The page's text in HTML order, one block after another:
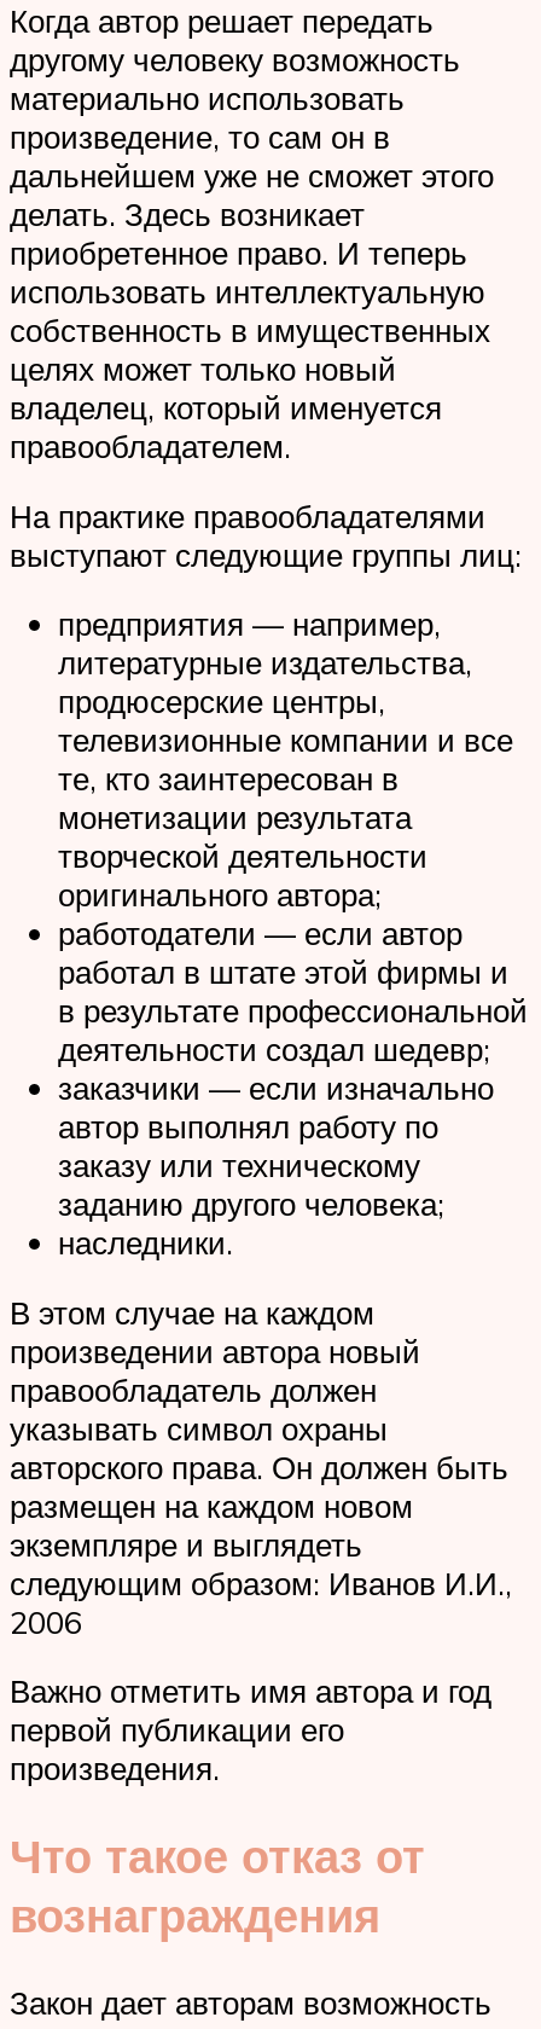
Когда автор решает передать
другому человеку возможность
материально использовать
произведение, то сам он в
дальнейшем уже не сможет этого
делать. Здесь возникает
приобретенное право. И теперь
использовать интеллектуальную
собственность в имущественных
целях может только новый
владелец, который именуется
правообладателем.
На практике правообладателями
выступают следующие группы лиц:
предприятия — например,
литературные издательства,
продюсерские центры,
телевизионные компании и все
те, кто заинтересован в
монетизации результата
творческой деятельности
оригинального автора;
работодатели — если автор
работал в штате этой фирмы и
в результате профессиональной
деятельности создал шедевр;
заказчики — если изначально
автор выполнял работу по
заказу или техническому
заданию другого человека;
наследники.
В этом случае на каждом
произведении автора новый
правообладатель должен
указывать символ охраны
авторского права. Он должен быть
размещен на каждом новом
экземпляре и выглядеть
следующим образом: Иванов И.И.,
2006
Важно отметить имя автора и год
первой публикации его
произведения.
Что такое отказ от
вознаграждения
Закон дает авторам возможность